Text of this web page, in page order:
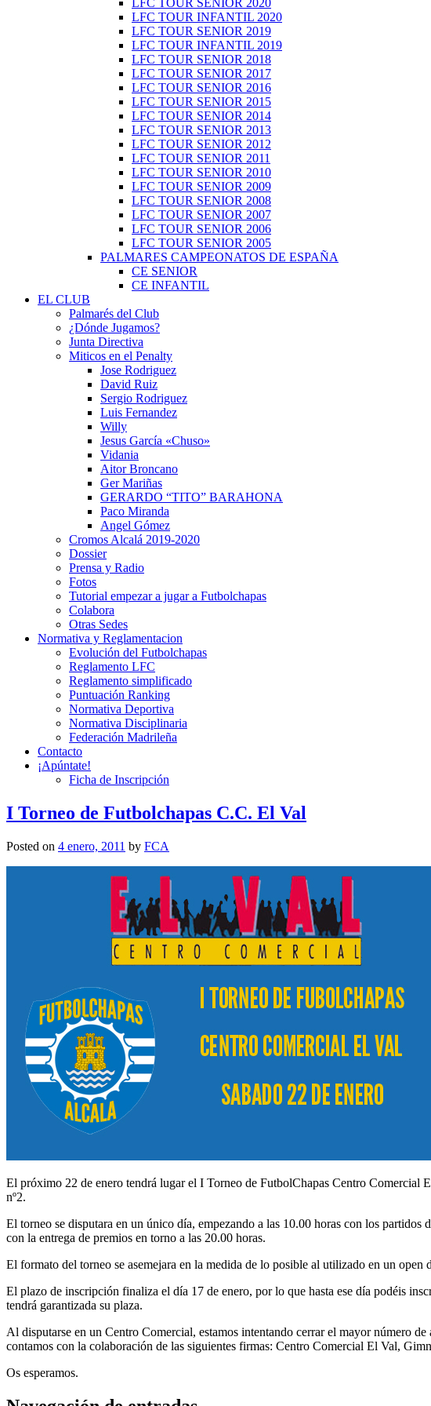
LFC TOUR SENIOR 2020
LFC TOUR INFANTIL 2020
LFC TOUR SENIOR 2019
LFC TOUR INFANTIL 2019
LFC TOUR SENIOR 2018
LFC TOUR SENIOR 2017
LFC TOUR SENIOR 2016
LFC TOUR SENIOR 2015
LFC TOUR SENIOR 2014
LFC TOUR SENIOR 2013
LFC TOUR SENIOR 2012
LFC TOUR SENIOR 2011
LFC TOUR SENIOR 2010
LFC TOUR SENIOR 2009
LFC TOUR SENIOR 2008
LFC TOUR SENIOR 2007
LFC TOUR SENIOR 2006
LFC TOUR SENIOR 2005
PALMARES CAMPEONATOS DE ESPAÑA
CE SENIOR
CE INFANTIL
EL CLUB
Palmarés del Club
¿Dónde Jugamos?
Junta Directiva
Miticos en el Penalty
Jose Rodriguez
David Ruiz
Sergio Rodriguez
Luis Fernandez
Willy
Jesus García «Chuso»
Vidania
Aitor Broncano
Ger Mariñas
GERARDO “TITO” BARAHONA
Paco Miranda
Angel Gómez
Cromos Alcalá 2019-2020
Dossier
Prensa y Radio
Fotos
Tutorial empezar a jugar a Futbolchapas
Colabora
Otras Sedes
Normativa y Reglamentacion
Evolución del Futbolchapas
Reglamento LFC
Reglamento simplificado
Puntuación Ranking
Normativa Deportiva
Normativa Disciplinaria
Federación Madrileña
Contacto
¡Apúntate!
Ficha de Inscripción
I Torneo de Futbolchapas C.C. El Val
Posted on 4 enero, 2011 by FCA
El próximo 22 de enero tendrá lugar el I Torneo de FutbolChapas Centro Comercial
nº2.
El torneo se disputara en un único día, empezando a las 10.00 horas con los
con la entrega de premios en torno a las 20.00 horas.
El formato del torneo se asemejara en la medida de lo posible al utilizado en un
El plazo de inscripción finaliza el día 17 de enero, por lo que hasta ese día podéis
tendrá garantizada su plaza.
Al disputarse en un Centro Comercial, estamos intentando cerrar el mayor número
contamos con la colaboración de las siguientes firmas: Centro Comercial El Val,
Os esperamos.